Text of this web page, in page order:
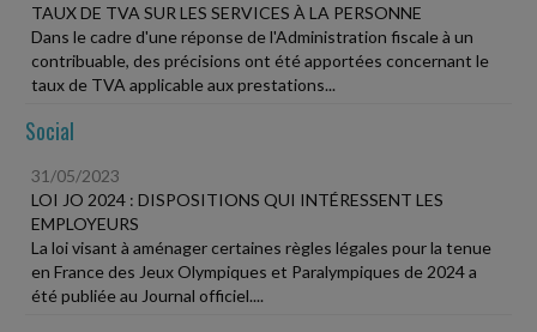
TAUX DE TVA SUR LES SERVICES À LA PERSONNE
Dans le cadre d'une réponse de l'Administration fiscale à un
contribuable, des précisions ont été apportées concernant le
taux de TVA applicable aux prestations...
Social
31/05/2023
LOI JO 2024 : DISPOSITIONS QUI INTÉRESSENT LES
EMPLOYEURS
La loi visant à aménager certaines règles légales pour la tenue
en France des Jeux Olympiques et Paralympiques de 2024 a
été publiée au Journal officiel....